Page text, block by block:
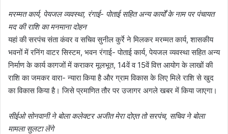
मरम्मत कार्य, पेयजल व्यवस्था, रंगाई- पोताई सहित अन्य कार्यों के नाम पर पंचायत
मद की राशि का मनमाना दोहन
यहां की सरपंच संता कंवर व सचिव सुनील कुर्रे ने मिलकर मरम्मत कार्य, शासकीय
भवनों में रनिंग वाटर सिस्टम, भवन रंगाई- पोताई कार्य, पेयजल व्यवस्था सहित अन्य
निर्माण के कार्य कागजों में कराकर मूलभूत, 14वें व 15वें वित्त आयोग के लाखों की
राशि का जमकर वारा- न्यारा किया है और ग्राम विकास के लिए मिले राशि से खुद
का विकास किया है। जिसे प्रमाणित तौर पर उजागर अगले खबर में किया जाएगा।
सीईओ सोनवानी ने बोला कलेक्टर अजीत मेरा दोएत तो सरपंच, सचिव ने बोला
मामला सुलटा लेंगे